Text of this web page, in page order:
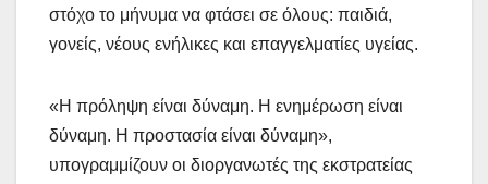
στόχο το μήνυμα να φτάσει σε όλους: παιδιά,
γονείς, νέους ενήλικες και επαγγελματίες υγείας.
«Η πρόληψη είναι δύναμη. Η ενημέρωση είναι
δύναμη. Η προστασία είναι δύναμη»,
υπογραμμίζουν οι διοργανωτές της εκστρατείας